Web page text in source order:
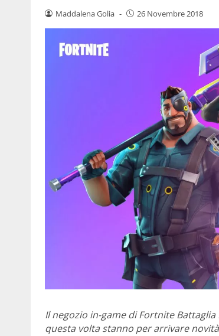
Maddalena Golia - 26 Novembre 2018
Il negozio in-game di Fortnite
questa volta stanno per arrivare